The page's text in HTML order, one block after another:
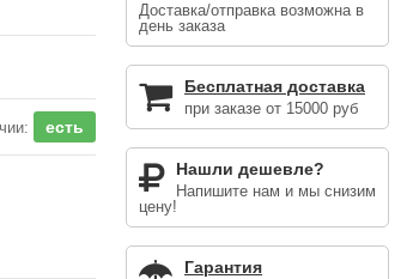
есть
Доставка/отправка возможна в
день заказа
Бесплатная доставка
при заказе от 15000 руб
Нашли дешевле?
Напишите нам и мы снизим
цену!
Гарантия